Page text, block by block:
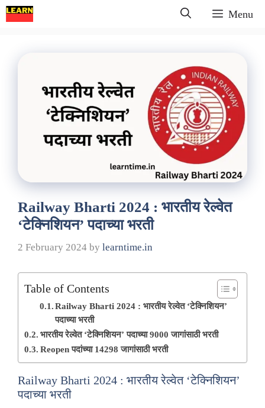
Skip
to
Menu
Railway Bharti 2024 : भारतीय रेल्वेत
‘टेक्निशियन’ पदाच्या भरती
2 February 2024 by learntime.in
Table of Contents
Railway Bharti 2024 : भारतीय रेल्वेत ‘टेक्निशियन’
पदाच्या भरती
भारतीय रेल्वेत ‘टेक्निशियन’ पदाच्या 9000 जागांसाठी भरती
Reopen पदांच्या 14298 जागांसाठी भरती
Railway Bharti 2024 : भारतीय रेल्वेत ‘टेक्निशियन’
पदाच्या भरती